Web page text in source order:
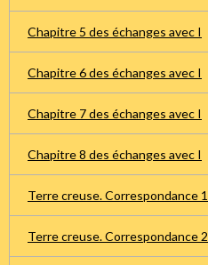
Chapitre 5 des échanges avec I
Chapitre 6 des échanges avec I
Chapitre 7 des échanges avec I
Chapitre 8 des échanges avec I
Terre creuse. Correspondance 1
Terre creuse. Correspondance 2